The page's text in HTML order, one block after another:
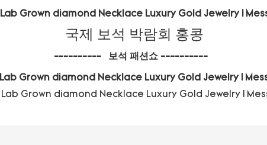
국제 보석 박람회 홍콩
---------- 보석 패션쇼 ----------